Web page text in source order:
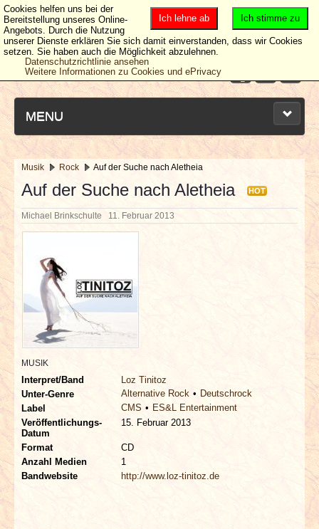
MENU
NEUESTE ARTIKEL
NEWS & DATES
BERICHTE
VERLOSUNGEN
INTERVIEWS
SPECIALS
REDAKTION
LINKS
ARCHIV
Musik Rock Auf der Suche nach Aletheia
Auf der Suche nach Aletheia HOT
Michael Brinkschulte 11. Februar 2013
MUSIK
Interpret/Band
Loz Tinitoz
Unter-Genre
Alternative Rock
Deutschrock
Label
CMS
ES&L Entertainment
Veröffentlichungs-
Datum
15. Februar 2013
Format
CD
Anzahl Medien
1
Bandwebsite
http://www.loz-tinitoz.de
Ich stimme zu
Ich lehne ab
Cookies helfen uns bei der
Bereitstellung unseres Online-
Angebots. Durch die Nutzung
unserer Dienste erklären Sie sich damit einverstanden, dass wir Cookies
setzen. Sie haben auch die Möglichkeit abzulehnen.
Datenschutzrichtlinie ansehen
Weitere Informationen zu Cookies und ePrivacy